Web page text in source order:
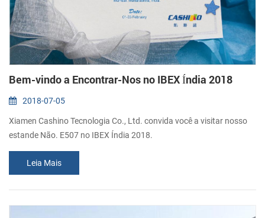
Bem-vindo a Encontrar-Nos no IBEX Índia 2018
2018-07-05
Xiamen Cashino Tecnologia Co., Ltd. convida você a visitar nosso
estande Não. E507 no IBEX Índia 2018.
Leia Mais